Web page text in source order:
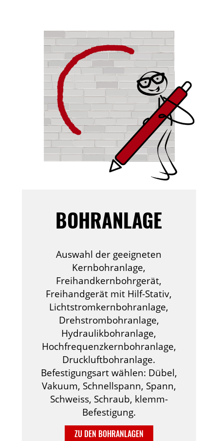
BOHRANLAGE
Auswahl der geeigneten
Kernbohranlage,
Freihandkernbohrgerät,
Freihandgerät mit Hilf-Stativ,
Lichtstromkernbohranlage,
Drehstrombohranlage,
Hydraulikbohranlage,
Hochfrequenzkernbohranlage,
Druckluftbohranlage.
Befestigungsart wählen: Dübel,
Vakuum, Schnellspann, Spann,
Schweiss, Schraub, klemm-
Befestigung.
ZU DEN BOHRANLAGEN